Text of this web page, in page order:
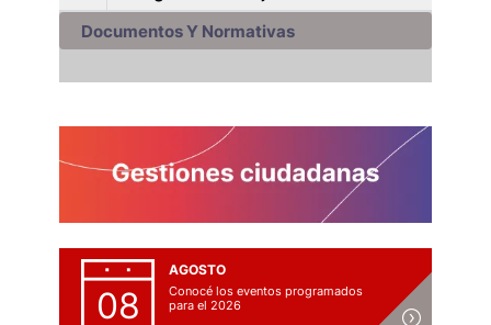
Documentos Y Normativas
08
AGOSTO
Conocé los eventos programados
para el 2026